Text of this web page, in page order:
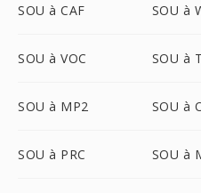
SOU à CAF SOU à
SOU à VOC SOU à
SOU à MP2 SOU à
SOU à PRC SOU à